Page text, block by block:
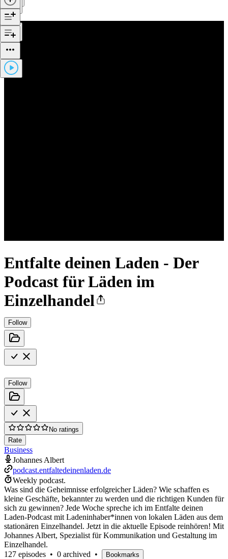
Entfalte deinen Laden - Der
Podcast für Läden im
Einzelhandel
Follow
Follow
No ratings
Rate
Business
Johannes Albert
podcast.entfaltedeinenladen.de
Weekly podcast.
Was sind die Geheimnisse erfolgreicher Läden? Wie schaffen es
kleine Geschäfte, bekannter zu werden und die richtigen Kunden für
sich zu gewinnen? Jede Woche spreche ich im Entfalte deinen
Laden-Podcast mit Ladeninhaber*innen von lokalen Läden aus dem
stationären Einzelhandel. Jetzt in die aktuelle Episode reinhören! Mit
Johannes Albert, Spezialist für Kommunikation und Gestaltung im
Einzelhandel.
127 episodes • 0 archived • Bookmarks